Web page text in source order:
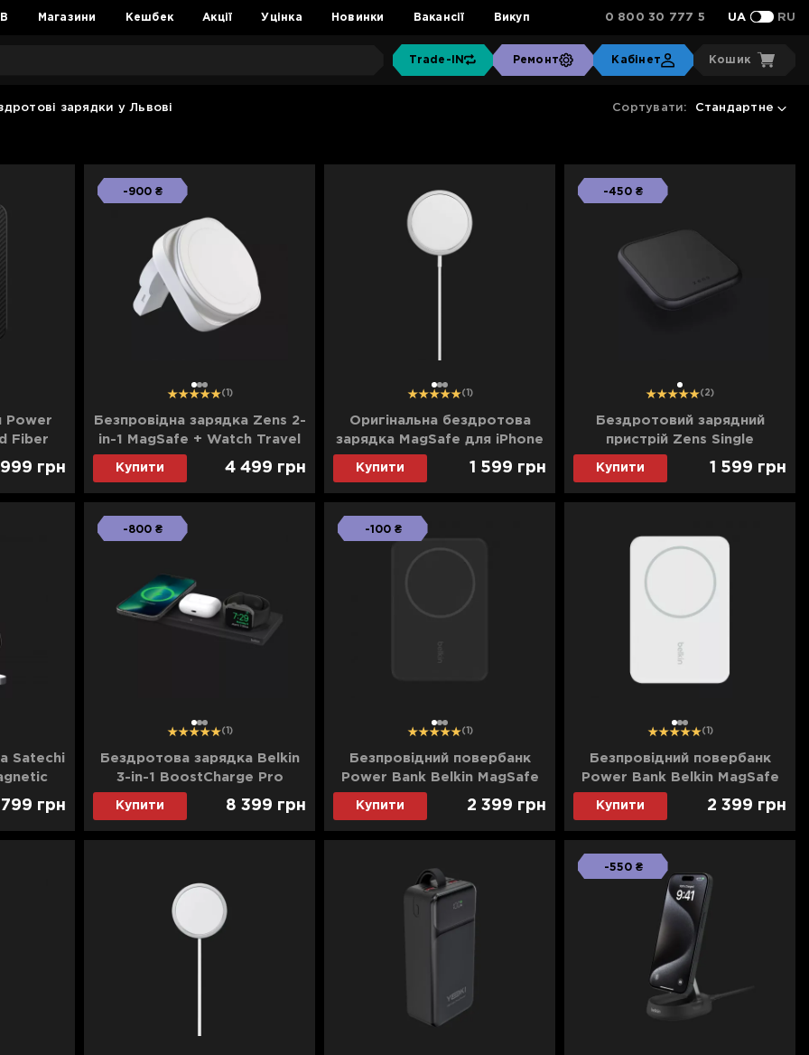
Магазини Кешбек Акції Уцінка Новинки Вакансії Викуп 0 800 30 777 5 UA RU
Trade-IN Ремонт Кабінет Кошик
зарядки у Львові Сортувати: Стандартне
Power
Fiber
грн
12 3
-900 ₴
(1)
Безпровідна зарядка Zens 2-
in-1 MagSafe + Watch Travel
Charger (White)
Купити 4 499 грн
12 3 (1)
Оригінальна бездротова
зарядка MagSafe для iPhone
(MHXH3)
Купити 1 599 грн
1
-450 ₴
(2)
Бездротовий зарядний
пристрій Zens Single
Aluminium Wireless Charger
18W (Black) (ZESC14B/00)
Купити 1 599 грн
Satechi
грн
12 3
-800 ₴
(1)
Бездротова зарядка Belkin
3-in-1 BoostCharge Pro
MagSafe Wireless Stand
Купити 8 399 грн
12 3
-100 ₴
(1)
Безпровідний повербанк
Power Bank Belkin MagSafe
Wireless with Stand
Купити 2 399 грн
12 3 (1)
Безпровідний повербанк
Power Bank Belkin MagSafe
Wireless with Stand
(5000mAh) (White)
Купити 2 399 грн
-550 ₴